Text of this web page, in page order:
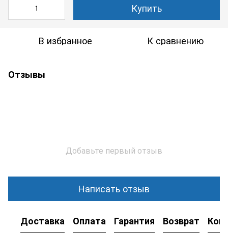
Купить
В избранное К сравнению
Отзывы
Добавьте первый отзыв
Написать отзыв
Доставка Оплата Гарантия Возврат